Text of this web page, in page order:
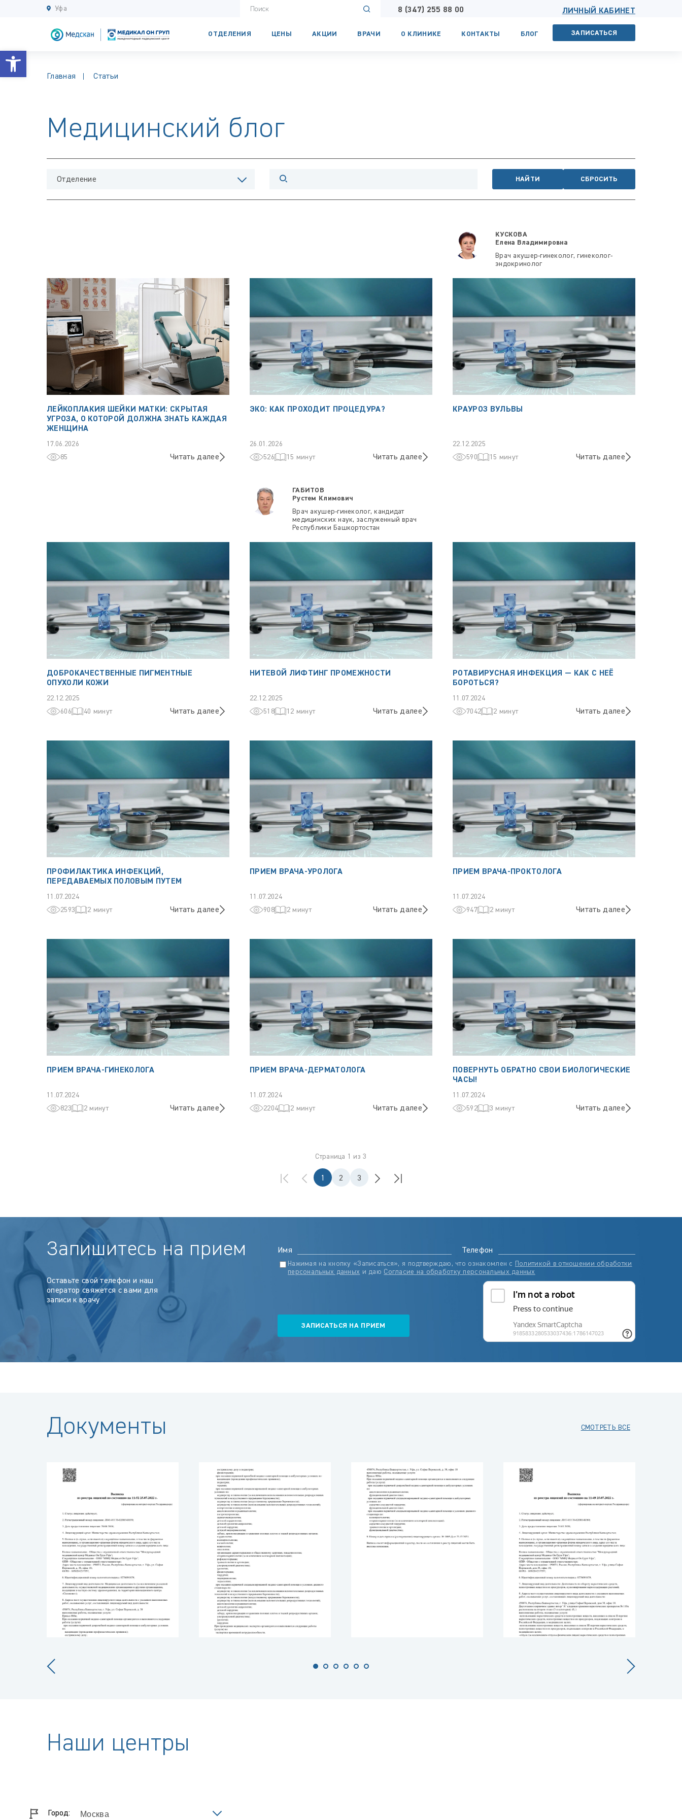
Открыть панель инструментов
Уфа 8 (347) 255 88 00 ЛИЧНЫЙ КАБИНЕТ
ОТДЕЛЕНИЯ ЦЕНЫ АКЦИИ ВРАЧИ О КЛИНИКЕ КОНТАКТЫ БЛОГ ЗАПИСАТЬСЯ
Главная Статьи
Медицинский блог
Отделение НАЙТИ СБРОСИТЬ
ЛЕЙКОПЛАКИЯ ШЕЙКИ МАТКИ: СКРЫТАЯ
УГРОЗА, О КОТОРОЙ ДОЛЖНА ЗНАТЬ КАЖДАЯ
ЖЕНЩИНА
17.06.2026
85
Читать далее
ЭКО: КАК ПРОХОДИТ ПРОЦЕДУРА?
26.01.2026
526
15 минут Читать далее
КУСКОВА
Елена Владимировна
Врач акушер-гинеколог, гинеколог-
эндокринолог
КРАУРОЗ ВУЛЬВЫ
22.12.2025
590
15 минут Читать далее
ДОБРОКАЧЕСТВЕННЫЕ ПИГМЕНТНЫЕ
ОПУХОЛИ КОЖИ
22.12.2025
606
40 минут Читать далее
ГАБИТОВ
Рустем Климович
Врач акушер-гинеколог, кандидат
медицинских наук, заслуженный врач
Республики Башкортостан
НИТЕВОЙ ЛИФТИНГ ПРОМЕЖНОСТИ
22.12.2025
518
12 минут Читать далее
РОТАВИРУСНАЯ ИНФЕКЦИЯ — КАК С НЕЁ
БОРОТЬСЯ?
11.07.2024
7042
2 минут Читать далее
ПРОФИЛАКТИКА ИНФЕКЦИЙ,
ПЕРЕДАВАЕМЫХ ПОЛОВЫМ ПУТЕМ
11.07.2024
2593
2 минут Читать далее
ПРИЕМ ВРАЧА-УРОЛОГА
11.07.2024
908
2 минут Читать далее
ПРИЕМ ВРАЧА-ПРОКТОЛОГА
11.07.2024
947
2 минут Читать далее
ПРИЕМ ВРАЧА-ГИНЕКОЛОГА
11.07.2024
823
2 минут Читать далее
ПРИЕМ ВРАЧА-ДЕРМАТОЛОГА
11.07.2024
2204
2 минут Читать далее
ПОВЕРНУТЬ ОБРАТНО СВОИ БИОЛОГИЧЕСКИЕ
ЧАСЫ!
11.07.2024
592
3 минут Читать далее
Страница 1 из 3
1 2 3
Запишитесь на прием
Оставьте свой телефон и наш
оператор свяжется с вами для
записи к врачу
Имя Телефон
Нажимая на кнопку «Записаться», я подтверждаю, что ознакомлен с
Политикой в отношении обработки
персональных данных и даю Согласие на обработку персональных данных
Документы СМОТРЕТЬ ВСЕ
Наши центры
Город: